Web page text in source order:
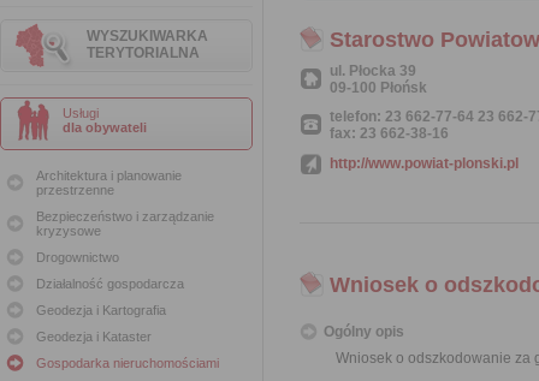
WYSZUKIWARKA
TERYTORIALNA
Usługi
dla obywateli
Architektura i planowanie
przestrzenne
Bezpieczeństwo i zarządzanie
kryzysowe
Drogownictwo
Działalność gospodarcza
Geodezja i Kartografia
Geodezja i Kataster
Gospodarka nieruchomościami
Starostwo
ul. Płocka 39
09-100 Płońsk
telefon: 23 662-77-64 23 662-
fax: 23 662-38-16
http://www.powiat-plonski.pl
Wniosek o
Ogólny opis
Wniosek o odszkodowanie za